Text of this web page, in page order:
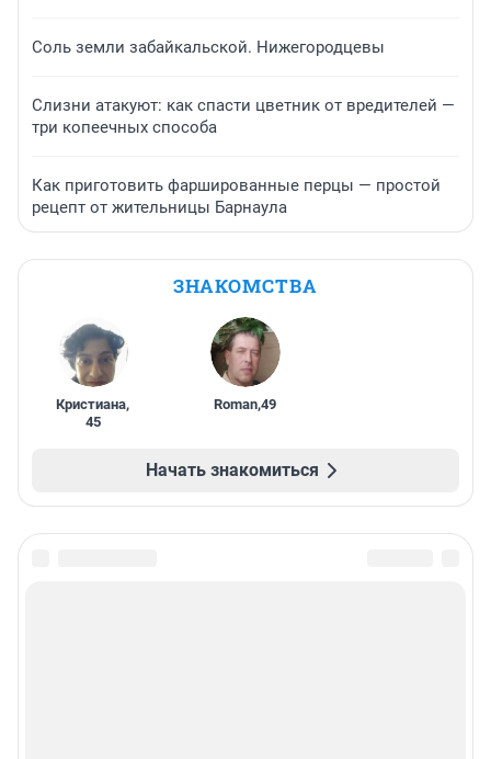
Соль земли забайкальской. Нижегородцевы
Слизни атакуют: как спасти цветник от вредителей —
три копеечных способа
Как приготовить фаршированные перцы — простой
рецепт от жительницы Барнаула
ЗНАКОМСТВА
Кристиана,
45
Roman,49
Начать знакомиться